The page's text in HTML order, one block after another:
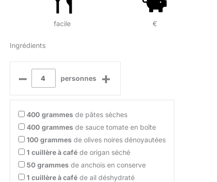
facile €
Ingrédients
– personnes +
400 grammes de pâtes sèches
400 grammes de sauce tomate en boîte
100 grammes de olives noires dénoyautées
1 cuillère à café de origan séché
50 grammes de anchois en conserve
1 cuillère à café de ail déshydraté